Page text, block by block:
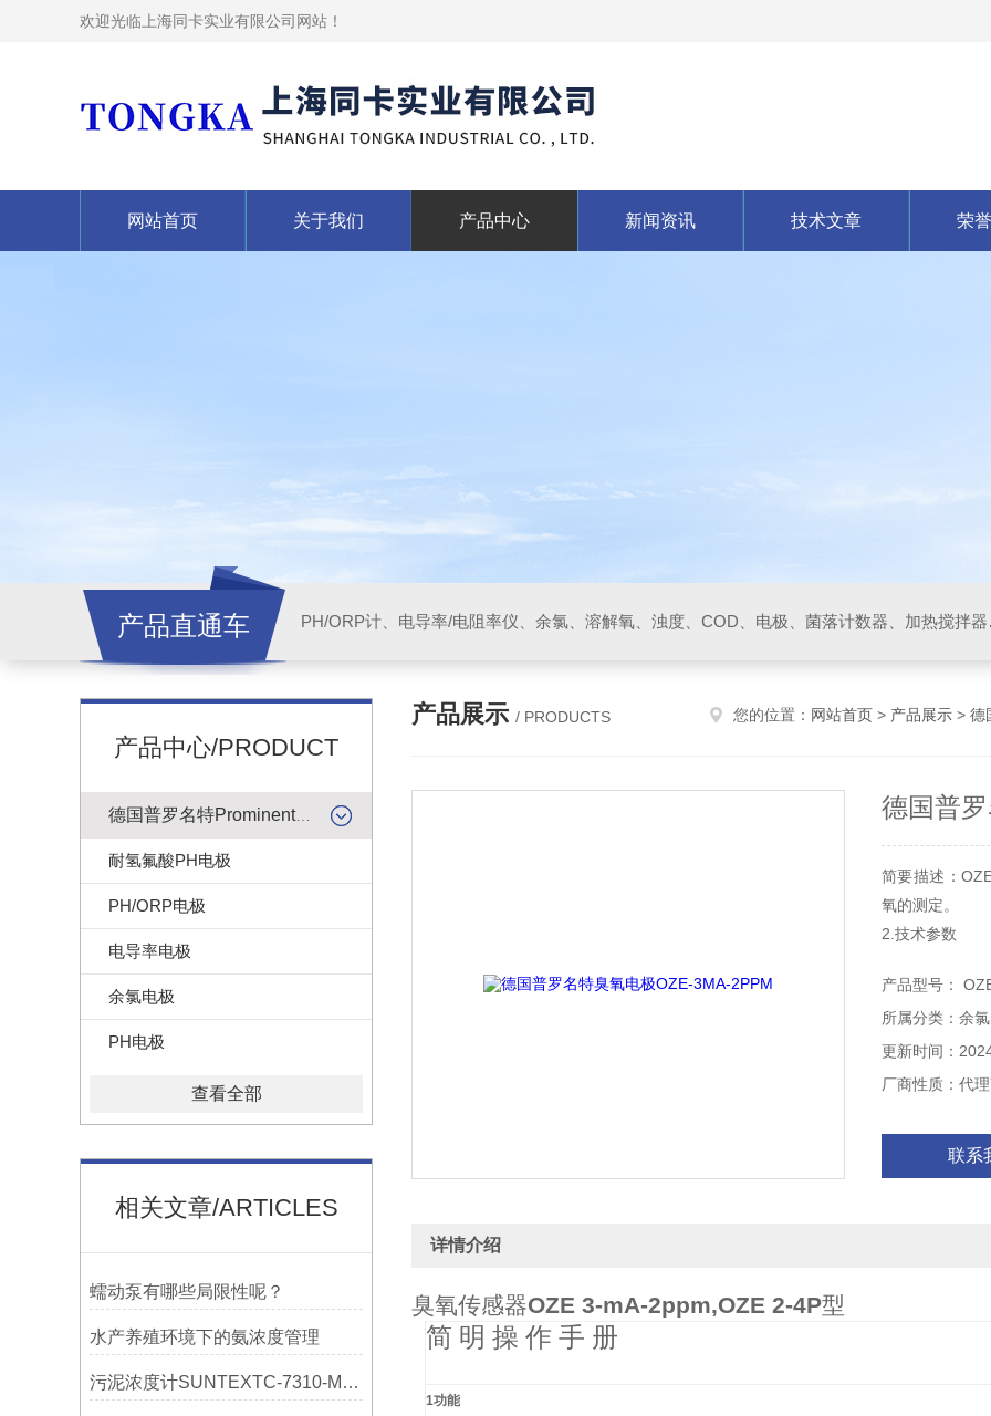
欢迎光临上海同卡实业有限公司网站！
网站首页 关于我们 产品中心 新闻资讯 技术文章 荣
产品直通车 PH/ORP计、电导率/
产品中心/PRODUCT
德国普罗名特Prominent仪表
耐氢氟酸PH电极
PH/ORP电极
电导率电极
余氯电极
PH电极
查看全部
相关文章/ARTICLES
蠕动泵有哪些局限性呢？
水产养殖环境下的氨浓度管理
污泥浓度计SUNTEXTC-7310-M的安装顺序
产品展示 / PRODUCTS 您的位置： 网站首页 > 产品展示 > 德
德国普
简要描述：
氧的测定。
2.技术参数
用途：游泳池
测量范围：
0.1?3mg/l OZE
产品型号：
所属分类：余
更新时间：
厂商性质：代
联系
详情介绍
臭氧传感器OZE 3-mA-2ppm,OZE 2-4P型
简 明 操 作 手 册
1功能